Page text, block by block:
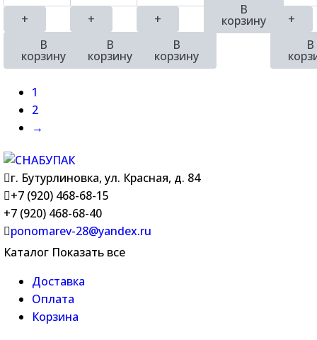
+
В
корзину
+
В
корзину
+
В
корзину
В
корзину
+
В
1
2
→
г. Бутурлиновка, ул. Красная, д. 84
+7 (920) 468-68-15
+7 (920) 468-68-40
ponomarev-28@yandex.ru
Каталог Показать все
Доставка
Оплата
Корзина